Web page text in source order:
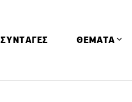
ΣΥΝΤΑΓΕΣ ΘΕΜΑΤΑ